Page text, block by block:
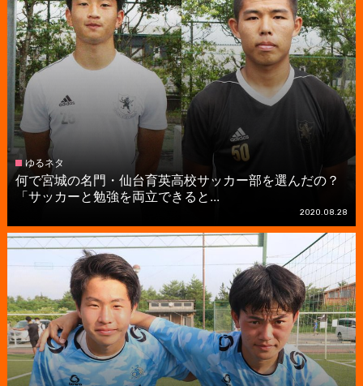
ゆるネタ
何で宮城の名門・仙台育英高校サッカー部を選んだの？
「サッカーと勉強を両立できると...
2020.08.28